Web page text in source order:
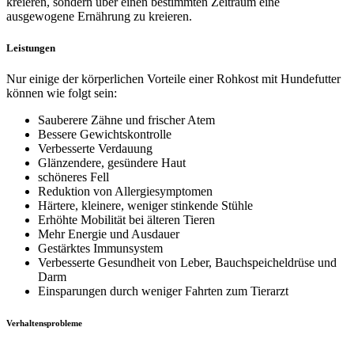
ausgewogene Ernährung zu kreieren.
Leistungen
Nur einige der körperlichen Vorteile einer Rohkost mit Hundefutter
können wie folgt sein:
Sauberere Zähne und frischer Atem
Bessere Gewichtskontrolle
Verbesserte Verdauung
Glänzendere, gesündere Haut
schöneres Fell
Reduktion von Allergiesymptomen
Härtere, kleinere, weniger stinkende Stühle
Erhöhte Mobilität bei älteren Tieren
Mehr Energie und Ausdauer
Gestärktes Immunsystem
Verbesserte Gesundheit von Leber, Bauchspeicheldrüse und
Darm
Einsparungen durch weniger Fahrten zum Tierarzt
Verhaltensprobleme